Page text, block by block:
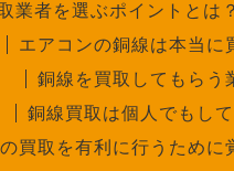
業者を選ぶポイントとは？
エアコンの銅線は本当に
銅線を買取してもらう
銅線買取は個人でもし
買取を有利に行うために